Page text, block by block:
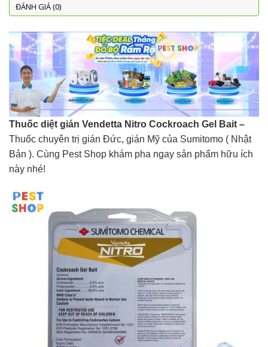
ĐÁNH GIÁ (0)
Thuốc diệt gián Vendetta Nitro Cockroach Gel Bait –
Thuốc chuyên trị gián Đức, gián Mỹ của Sumitomo ( Nhật
Bản ). Cùng Pest Shop khám pha ngay sản phẩm hữu ích
này nhé!